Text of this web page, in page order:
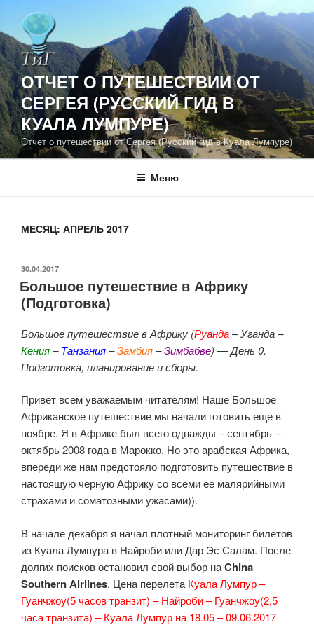
содержимому
ОТЧЕТ О ПУТЕШЕСТВИИ ОТ
СЕРГЕЯ (РУССКИЙ ГИД В
КУАЛА ЛУМПУРЕ)
Отчет о путешествии от Сергея (Русский гид в Куала Лумпуре)
Меню
МЕСЯЦ: АПРЕЛЬ 2017
ОПУБЛИКОВАНО
30.04.2017
Большое путешествие в Африку
(Подготовка)
Большое путешествие в Африку (Руанда– Уганда –
Кения–Танзания–Замбия–Зимбабве) —День 0.
Подготовка, планирование и сборы.
Привет всем уважаемым читателям! Наше Большое
Африканское путешествие мы начали готовить еще в
ноябре. Я в Африке был всего однажды – сентябрь –
октябрь 2008 года в Марокко. Но это арабская Африка,
впереди же нам предстояло подготовить путешествие в
настоящую черную Африку со всеми ее малярийными
страхами и соматозными ужасами)).
В начале декабря я начал плотный мониторинг билетов
из Куала Лумпура в Найроби или Дар Эс Салам. После
долгих поисков остановил свой выбор наChina
Southern Airlines. Цена перелета Куала Лумпур –
Гуанчжоу(5 часов транзит) – Найроби – Гуанчжоу(2,5
часа транзита) – Куала Лумпур на 18.05 – 09.06.2017